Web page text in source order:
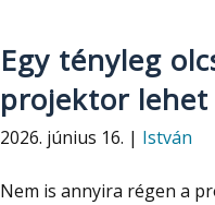
Egy tényleg
projektor lehet
2026. június 16. | István
Nem is annyira régen a